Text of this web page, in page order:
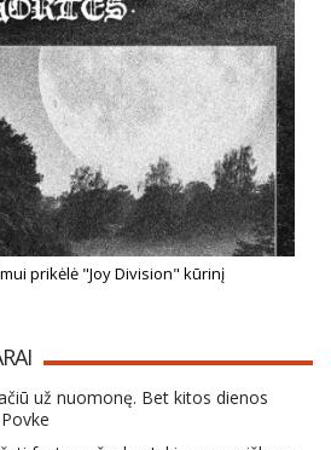
prikėlė "Joy Division" kūrinį
už nuomonę. Bet kitos dienos